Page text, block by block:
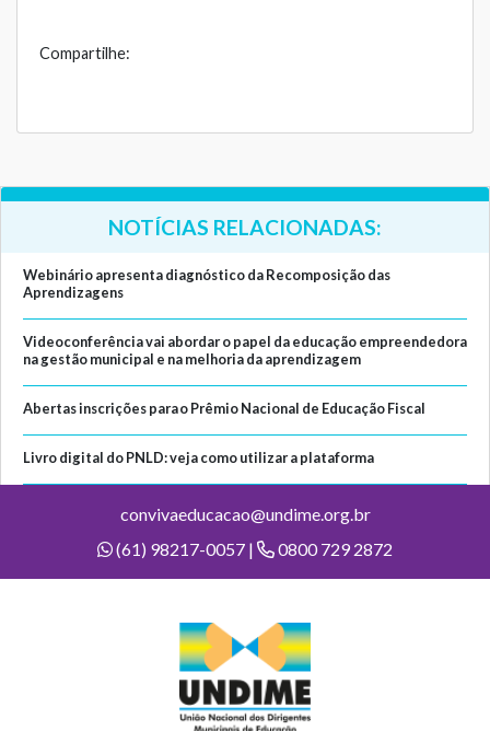
Compartilhe:
NOTÍCIAS RELACIONADAS:
Webinário apresenta diagnóstico da Recomposição das
Aprendizagens
Videoconferência vai abordar o papel da educação empreendedora
na gestão municipal e na melhoria da aprendizagem
Abertas inscrições para o Prêmio Nacional de Educação Fiscal
Livro digital do PNLD: veja como utilizar a plataforma
convivaeducacao@undime.org.br
(61) 98217-0057 |
0800 729 2872